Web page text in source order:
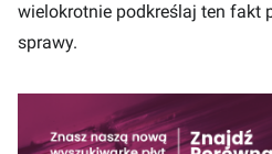
wielokrotnie podkreślaj ten fakt
sprawy.